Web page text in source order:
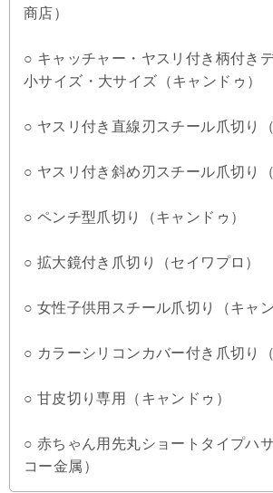
商店）
○ キャッチャー・ヤスリ付き柄付き
小サイズ・大サイズ（キャンドゥ）
○ ヤスリ付き直線刃スチール爪切り
○ ヤスリ付き斜め刃スチール爪切り
○ ペンチ型爪切り（キャンドゥ）
○ 拡大鏡付き爪切り（セイワプロ）
○ 女性子供用スチール爪切り（キャン
○ カラーシリコンカバー付き爪切り
○ 甘皮切り専用（キャンドゥ）
○ 赤ちゃん用先丸ショートタイプハ
コー金属）